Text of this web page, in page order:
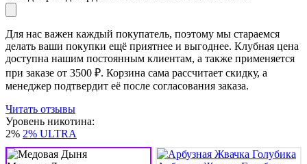
Для нас важен каждый покупатель, поэтому мы стараемся
делать ваши покупки ещё приятнее и выгоднее. Клубная цена
доступна нашим постоянным клиентам, а также применяется
при заказе от 3500 ₽. Корзина сама рассчитает скидку, а
менеджер подтвердит её после согласования заказа.
Читать отзывы
Уровень никотина:
2% 2% ULTRA